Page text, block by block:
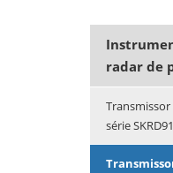
radar de
série SKRD91